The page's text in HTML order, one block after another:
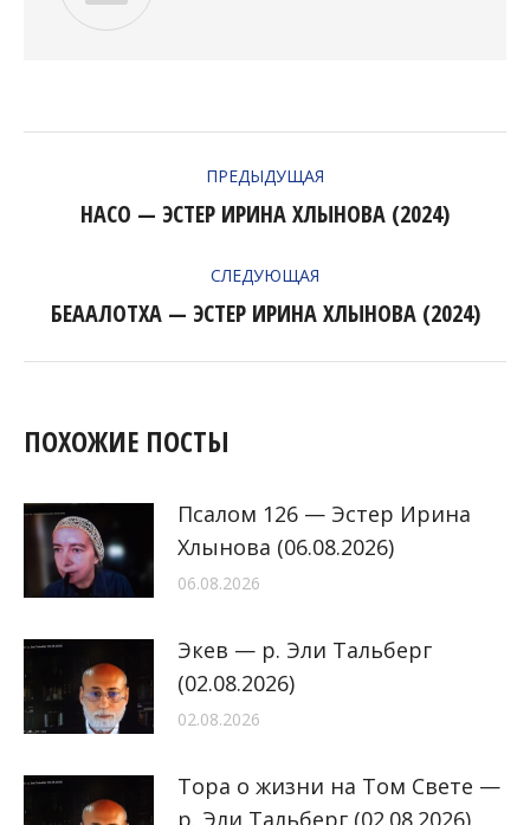
ПРЕДЫДУЩАЯ
Предыдущая
НАСО — ЭСТЕР ИРИНА ХЛЫНОВА (2024)
СЛЕДУЮЩАЯ
Следующая
БЕААЛОТХА — ЭСТЕР ИРИНА ХЛЫНОВА (2024)
ПОХОЖИЕ ПОСТЫ
Псалом 126 — Эстер Ирина
Хлынова (06.08.2026)
06.08.2026
Экев — р. Эли Тальберг
(02.08.2026)
02.08.2026
Тора о жизни на Том Свете —
р. Эли Тальберг (02.08.2026)